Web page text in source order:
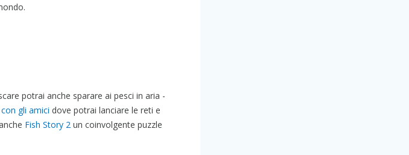
potrai anche sparare ai pesci in aria -
gli amici dove potrai lanciare le reti e
Fish Story 2 un coinvolgente puzzle